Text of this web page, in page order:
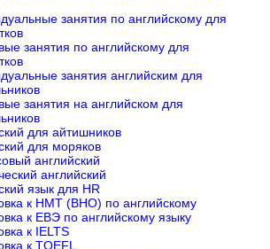
занятия по английскому для
занятия по английскому для
занятия английским для
занятия на английском для
для айтишников
для моряков
английский
английский
язык для HR
к НМТ (ВНО) по английскому
к ЕВЭ по английскому языку
к IELTS
к TOEFL